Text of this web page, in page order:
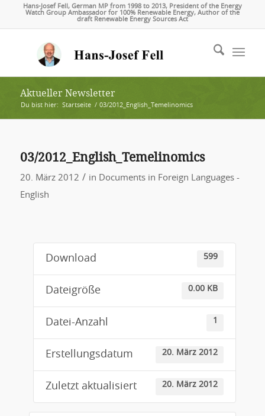
Hans-Josef Fell, German MP from 1998 to 2013, President of the Energy
Watch Group Ambassador for 100% Renewable Energy, Author of the
draft Renewable Energy Sources Act
Aktueller Newsletter
Du bist hier: Startseite / 03/2012_English_Temelinomics
03/2012_English_Temelinomics
20. März 2012 / in Documents in Foreign Languages -
English
Download 599
Dateigröße 0.00 KB
Datei-Anzahl 1
Erstellungsdatum 20. März 2012
Zuletzt aktualisiert 20. März 2012